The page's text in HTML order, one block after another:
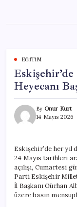
content
EĞITIM
Heyecanı
By Onur Kurt
14 Mayıs 2026
Eskişehir’de her yıl
24 Mayıs tarihleri
açılışı, Cumartesi
Parti Eskişehir
İl Başkanı Gürhan
üzere basın